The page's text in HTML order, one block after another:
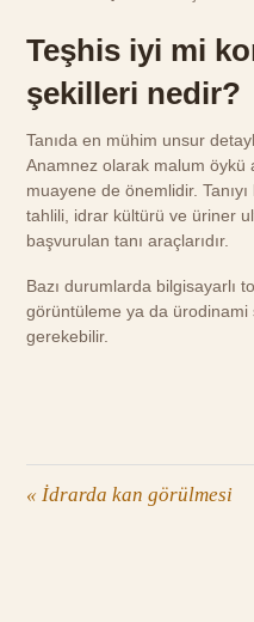
Teşhis iyi mi
şekilleri nedir?
Tanıda en mühim unsur
Anamnez olarak malum öykü
muayene de önemlidir.
tahlili, idrar kültürü ve üriner
başvurulan tanı araçlarıdır.
Bazı durumlarda bilgisayarlı
görüntüleme ya da ürodinami
gerekebilir.
« İdrarda kan görülmesi